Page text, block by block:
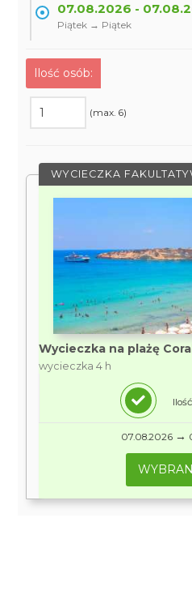
07.08.2026 -
Piątek → Piątek
Ilość osób:
(max. 6)
WYCIECZKA
Wycieczka na plażę
wycieczka 4 h
07.08.2026 →